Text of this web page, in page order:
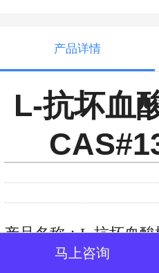
产品详情
L-抗坏血
产品名称：L-抗坏血酸
化学名称：6-O-棕榈
马上咨询